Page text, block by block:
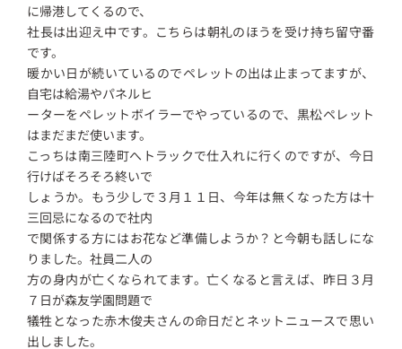
に帰港してくるので、
社長は出迎え中です。こちらは朝礼のほうを受け持ち留守番
です。
暖かい日が続いているのでペレットの出は止まってますが、
自宅は給湯やパネルヒ
ーターをペレットボイラーでやっているので、黒松ペレット
はまだまだ使います。
こっちは南三陸町へトラックで仕入れに行くのですが、今日
行けばそろそろ終いで
しょうか。もう少しで３月１１日、今年は無くなった方は十
三回忌になるので社内
で関係する方にはお花など準備しようか？と今朝も話しにな
りました。社員二人の
方の身内が亡くなられてます。亡くなると言えば、昨日３月
７日が森友学園問題で
犠牲となった赤木俊夫さんの命日だとネットニュースで思い
出しました。